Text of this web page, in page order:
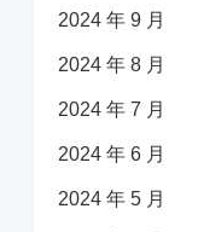
2024 年 9 月
2024 年 8 月
2024 年 7 月
2024 年 6 月
2024 年 5 月